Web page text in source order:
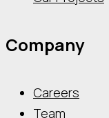
Company
Careers
Team